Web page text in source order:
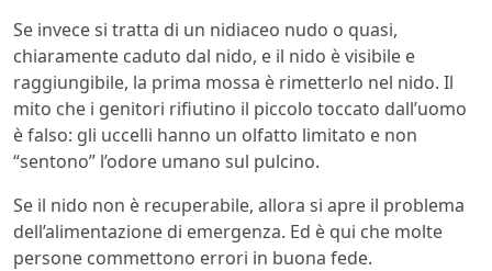
Se invece si tratta di un nidiaceo nudo o quasi,
chiaramente caduto dal nido, e il nido è visibile e
raggiungibile, la prima mossa è rimetterlo nel nido. Il
mito che i genitori rifiutino il piccolo toccato dall’uomo
è falso: gli uccelli hanno un olfatto limitato e non
“sentono” l’odore umano sul pulcino.
Se il nido non è recuperabile, allora si apre il problema
dell’alimentazione di emergenza. Ed è qui che molte
persone commettono errori in buona fede.